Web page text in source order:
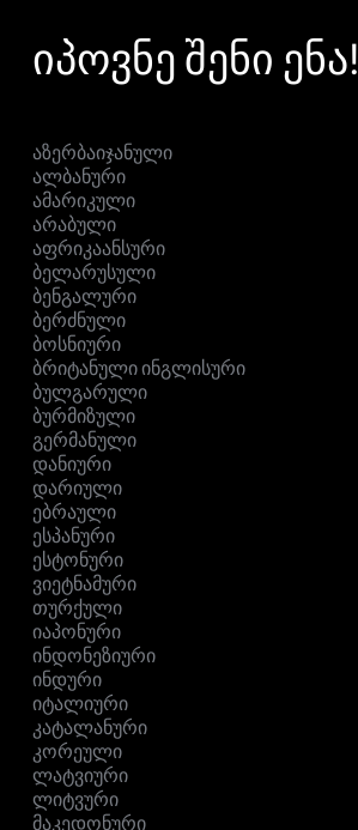
იპოვნე შენი ენა!
აზერბაიჯანული
ალბანური
ამარიკული
არაბული
აფრიკაანსური
ბელარუსული
ბენგალური
ბერძნული
ბოსნიური
ბრიტანული ინგლისური
ბულგარული
ბურმიზული
გერმანული
დანიური
დარიული
ებრაული
ესპანური
ესტონური
ვიეტნამური
თურქული
იაპონური
ინდონეზიური
ინდური
იტალიური
კატალანური
კორეული
ლატვიური
ლიტვური
მაკედონური